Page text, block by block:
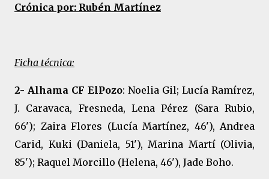
Crónica por: Rubén Martínez
Ficha técnica:
2- Alhama CF ElPozo: Noelia Gil; Lucía Ramírez,
J. Caravaca, Fresneda, Lena Pérez (Sara Rubio,
66'); Zaira Flores (Lucía Martínez, 46'), Andrea
Carid, Kuki (Daniela, 51'), Marina Martí (Olivia,
85'); Raquel Morcillo (Helena, 46'), Jade Boho.